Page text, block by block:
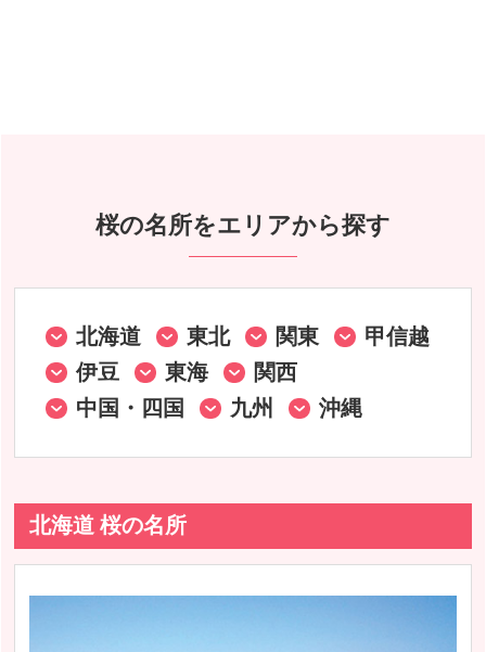
桜の名所をエリアから探す
北海道 東北 関東
甲信越
伊豆
東海
関西
中国・四国
九州 沖縄
北海道 桜の名所